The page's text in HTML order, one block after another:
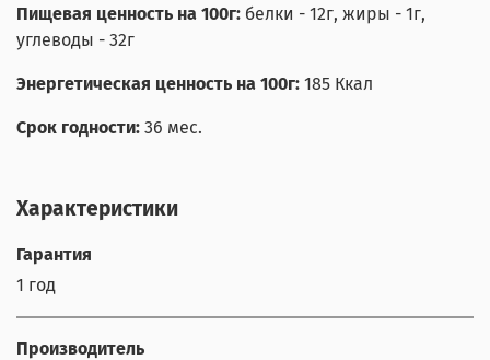
Пищевая ценность на 100г: белки - 12г, жиры - 1г,
углеводы - 32г
Энергетическая ценность на 100г: 185 Ккал
Срок годности: 36 мес.
Характеристики
Гарантия
1 год
Производитель